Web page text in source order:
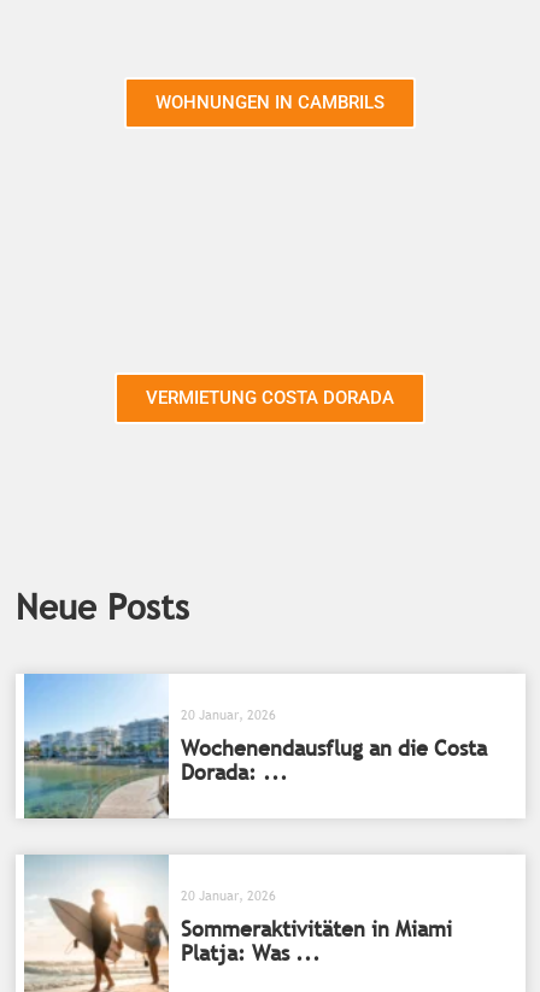
WOHNUNGEN IN CAMBRILS
VERMIETUNG COSTA DORADA
Neue Posts
20 Januar, 2026
Wochenendausflug an die Costa
Dorada: ...
20 Januar, 2026
Sommeraktivitäten in Miami
Platja: Was ...